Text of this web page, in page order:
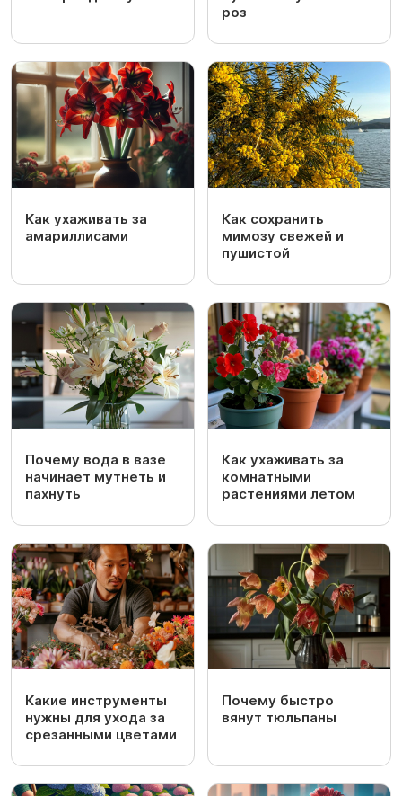
роз
Как ухаживать за
амариллисами
Как сохранить
мимозу свежей и
пушистой
Почему вода в вазе
начинает мутнеть и
пахнуть
Как ухаживать за
комнатными
растениями летом
Какие инструменты
нужны для ухода за
срезанными цветами
Почему быстро
вянут тюльпаны